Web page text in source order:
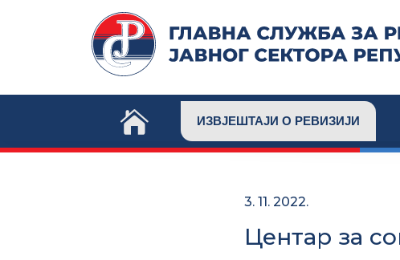
ИЗВЈЕШТАЈИ О РЕВИЗИЈИ
3. 11. 2022.
Центар за